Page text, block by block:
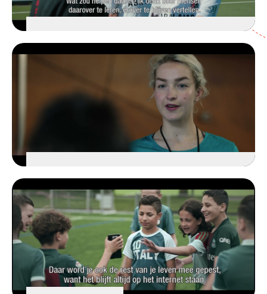
Grensoverschrijdend gedrag,
racisme en discriminatie
Grensoverschrijdend gedrag,
machtsmisbruik
BEKIJK DE VIDEO